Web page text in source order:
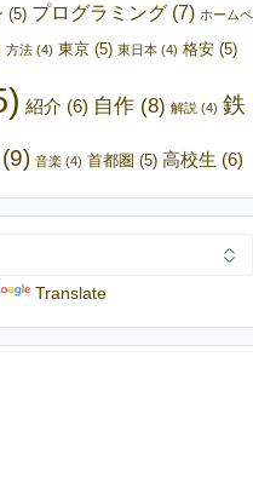
(5) プログラミング(7) ホームペ
方法(4) 東京(5) 東日本(4) 格安(5)
紹介 (6) 自作(8) 解説 (4) 鉄
音楽 (4) 首都圏 (5) 高校生 (6)
Translate